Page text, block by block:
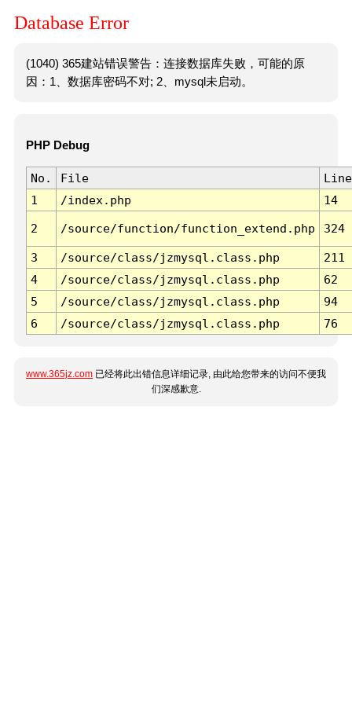
Database Error
(1040) 365建站错误警告：连接数据库失败，可能的原
因：1、数据库密码不对; 2、mysql未启动。
PHP Debug
No. File
Line
1
/index.php 14
2 /source/function/function_extend.php 324
3 /source/class/jzmysql.class.php
211
4
/source/class/jzmysql.class.php
62
5
/source/class/jzmysql.class.php
94
6
/source/class/jzmysql.class.php 76
www.365jz.com 已经将此出错信息详细记录, 由此给您带来的访问不便我
们深感歉意.